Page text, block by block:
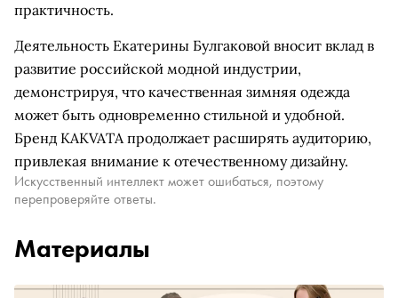
практичность.
Деятельность Екатерины Булгаковой вносит вклад в
развитие российской модной индустрии,
демонстрируя, что качественная зимняя одежда
может быть одновременно стильной и удобной.
Бренд KAKVATA продолжает расширять аудиторию,
привлекая внимание к отечественному дизайну.
Искусственный интеллект может ошибаться, поэтому
перепроверяйте ответы.
Материалы